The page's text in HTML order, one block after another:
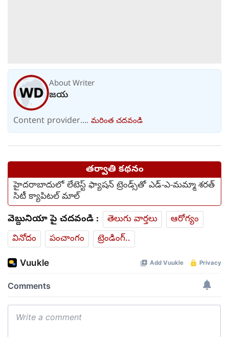
About Writer
జయ
Content provider.... మరింత చదవండి
తర్వాతి కథనం
హైదరాబాదులో లేటెస్ట్ ఫ్యాషన్ ట్రెండ్స్‌తో ఎడ్-ఎ-మమ్మా శరత్
సిటీ క్యాపిటల్ మాల్
వెబ్దునియా పై చదవండి : తెలుగు వార్తలు
ఆరోగ్యం
వినోదం
పంచాంగం ట్రెండింగ్..